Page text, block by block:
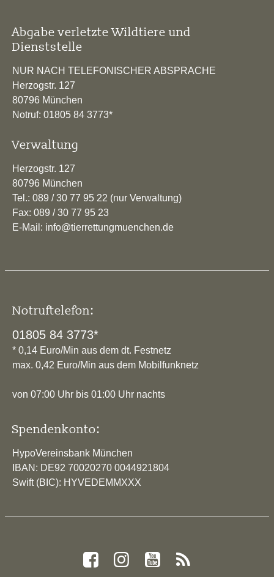
Abgabe verletzte Wildtiere und
Dienststelle
NUR NACH TELEFONISCHER ABSPRACHE
Herzogstr. 127
80796 München
Notruf: 01805 84 3773*
Verwaltung
Herzogstr. 127
80796 München
Tel.: 089 / 30 77 95 22 (nur Verwaltung)
Fax: 089 / 30 77 95 23
E-Mail: info@tierrettungmuenchen.de
Notruftelefon:
01805 84 3773*
* 0,14 Euro/Min aus dem dt. Festnetz
max. 0,42 Euro/Min aus dem Mobilfunknetz
von 07:00 Uhr bis 01:00 Uhr nachts
Spendenkonto:
HypoVereinsbank München
IBAN: DE92 70020270 0044921804
Swift (BIC): HYVEDEMMXXX